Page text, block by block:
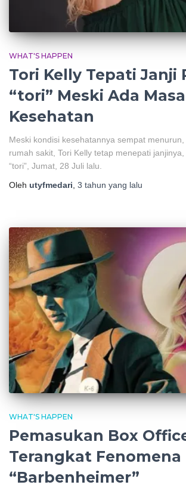
WHAT'S HAPPEN
Tori Kelly Tepati Janji
“tori” Meski Ada
Kesehatan
Meski kondisi kesehatannya sempat
rumah sakit, Tori Kelly tetap menepati
“tori”, Jumat, 28 Juli lalu.
Oleh utyfmedari 3 tahun yang lalu
WHAT'S HAPPEN
Pemasukan Box
Terangkat Fenomena
“Barbenheimer”